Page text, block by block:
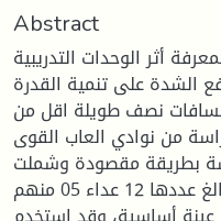
Abstract
أثر الوحدات التدريبية
الشدة على تنمية القدرة
نصف طويلة اقل من
من نوادي العاب القوى
بطريقة مقصودة وشملت
نادي العاب القوى مسيف والبالغ عددها 12 عداء 05 منهم